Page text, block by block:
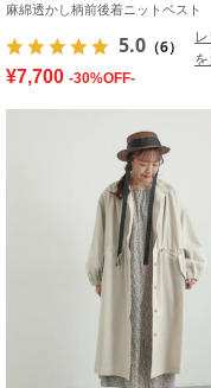
麻綿透かし柄前後着ニットベスト
5.0 （6）
¥7,700 -30%OFF-